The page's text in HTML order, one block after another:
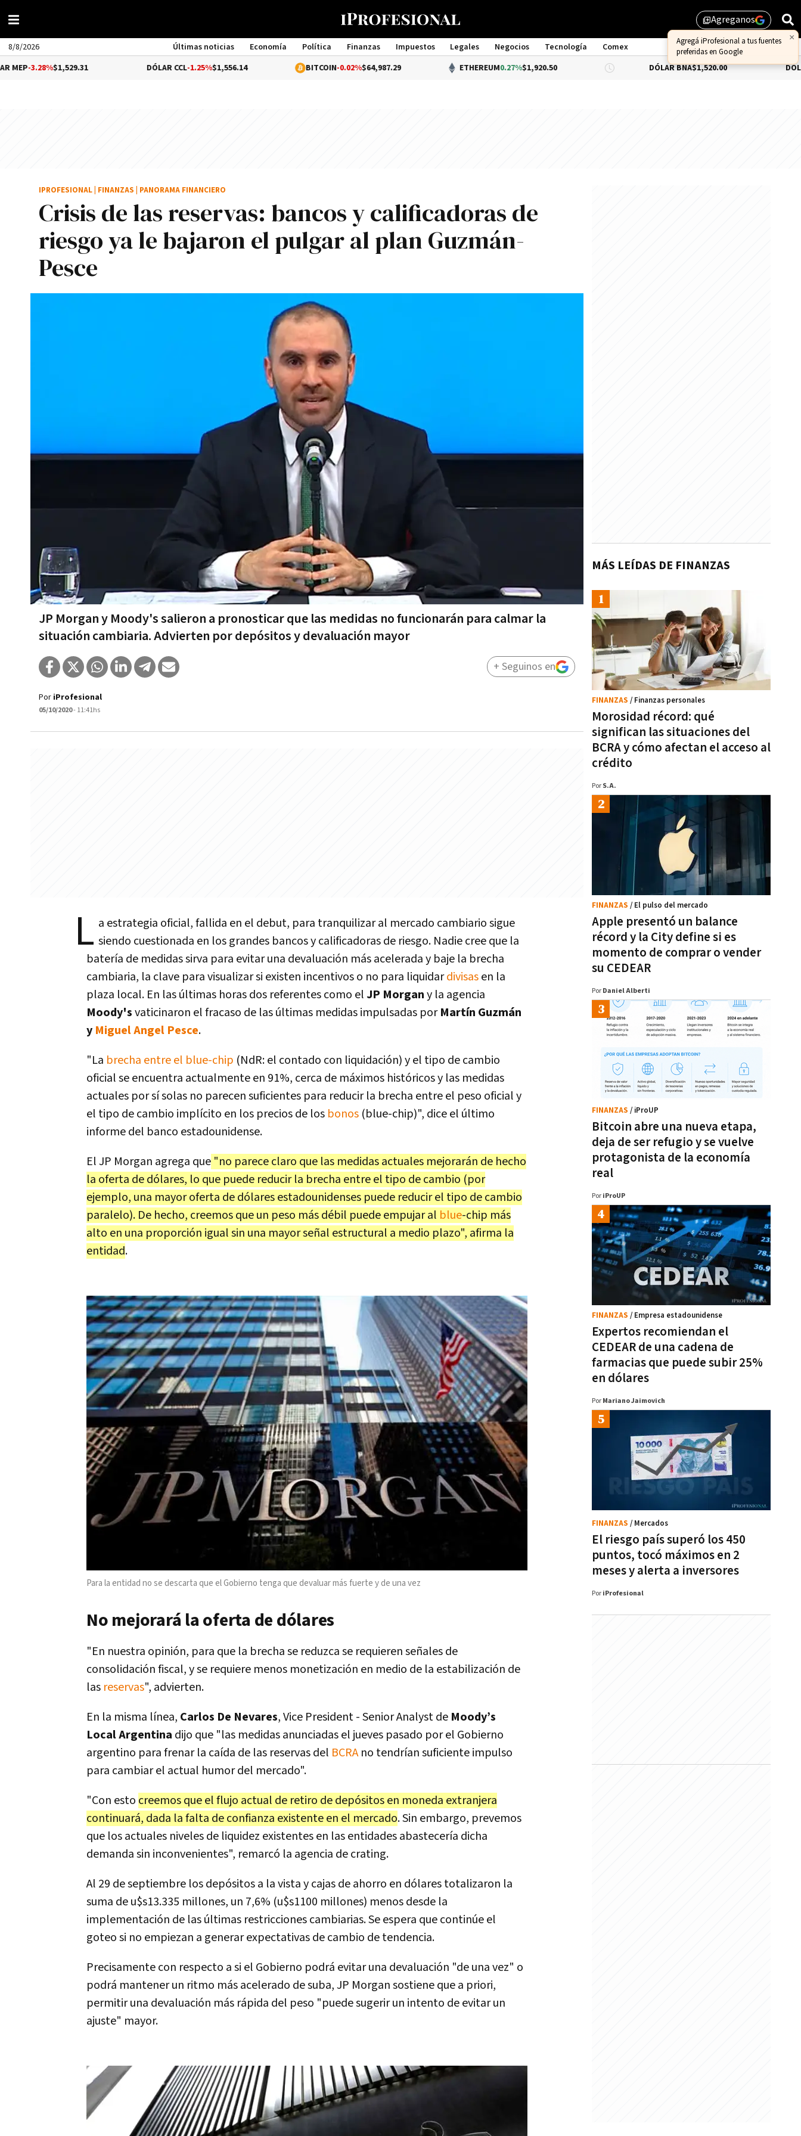
library_addAgreganos
8/8/2026 Últimas noticias Economía Política Finanzas Impuestos Legales Negocios Tecnología
Comex
Management
$1,529.31 -1.25%$1,556.14 -0.02%$64,987.29 ETHEREUM0.27%$1,920.50 DÓLAR BNA $1,520.00 DÓLAR BLUE-
Crisis de las reservas: bancos y calificadoras de
riesgo ya le bajaron el pulgar al plan Guzmán-
Pesce
JP Morgan y Moody's salieron a pronosticar que las medidas no funcionarán para calmar la
situación cambiaria. Advierten por depósitos y devaluación mayor
IPROFESIONAL FINANZAS PANORAMA FINANCIERO
Por iProfesional
05/10/2020- 11:41hs
+ Seguinos en
L a estrategia oficial, fallida en el debut, para tranquilizar al mercado cambiario sigue
siendo cuestionada en los grandes bancos y calificadoras de riesgo. Nadie cree que la
batería de medidas sirva para evitar una devaluación más acelerada y baje la brecha
cambiaria, la clave para visualizar si existen incentivos o no para liquidardivisasen la
plaza local. En las últimas horas dos referentes como elJP Morgany la agencia
Moody'svaticinaron el fracaso de las últimas medidas impulsadas porMartín Guzmán
y Miguel Angel Pesce.
"La brecha entre el blue-chip (NdR: el contado con liquidación) y el tipo de cambio
oficial se encuentra actualmente en 91%, cerca de máximos históricos y las medidas
actuales por sí solas no parecen suficientes para reducir la brecha entre el peso oficial y
el tipo de cambio implícito en los precios de los bonos (blue-chip)", dice el último
informe del banco estadounidense.
El JP Morgan agrega que "no parece claro que las medidas actuales mejorarán de hecho
la oferta de dólares, lo que puede reducir la brecha entre el tipo de cambio (por
ejemplo, una mayor oferta de dólares estadounidenses puede reducir el tipo de cambio
paralelo). De hecho, creemos que un peso más débil puede empujar al blue-chip más
alto en una proporción igual sin una mayor señal estructural a medio plazo", afirma la
entidad.
Para la entidad no se descarta que el Gobierno tenga que devaluar más fuerte y de una vez
No mejorará la oferta de dólares
"En nuestra opinión, para que la brecha se reduzca se requieren señales de
consolidación fiscal, y se requiere menos monetización en medio de la estabilización de
las reservas", advierten.
En la misma línea, Carlos De Nevares, Vice President - Senior Analyst de Moody’s
Local Argentina dijo que "las medidas anunciadas el jueves pasado por el Gobierno
argentino para frenar la caída de las reservas del BCRAno tendrían suficiente impulso
para cambiar el actual humor del mercado".
"Con esto creemos que el flujo actual de retiro de depósitos en moneda extranjera
continuará, dada la falta de confianza existente en el mercado. Sin embargo, prevemos
que los actuales niveles de liquidez existentes en las entidades abastecería dicha
demanda sin inconvenientes", remarcó la agencia de crating.
Al 29 de septiembre los depósitos a la vista y cajas de ahorro en dólares totalizaron la
suma de u$s13.335 millones, un 7,6% (u$s1100 millones) menos desde la
implementación de las últimas restricciones cambiarias. Se espera que continúe el
goteo si no empiezan a generar expectativas de cambio de tendencia.
Precisamente con respecto a si el Gobierno podrá evitar una devaluación "de una vez" o
podrá mantener un ritmo más acelerado de suba, JP Morgan sostiene que a priori,
permitir una devaluación más rápida del peso "puede sugerir un intento de evitar un
ajuste" mayor.
MÁS LEÍDAS DE FINANZAS
Morosidad récord: qué
significan las situaciones del
BCRA y cómo afectan el acceso al
crédito
FINANZAS / Finanzas personales
Por S.A.
Apple presentó un balance
récord y la City define si es
momento de comprar o vender
su CEDEAR
FINANZAS / El pulso del mercado
Por Daniel Alberti
Bitcoin abre una nueva etapa,
deja de ser refugio y se vuelve
protagonista de la economía
real
FINANZAS / iProUP
Por iProUP
Expertos recomiendan el
CEDEAR de una cadena de
farmacias que puede subir 25%
en dólares
FINANZAS / Empresa estadounidense
Por Mariano Jaimovich
El riesgo país superó los 450
puntos, tocó máximos en 2
meses y alerta a inversores
FINANZAS / Mercados
Por iProfesional